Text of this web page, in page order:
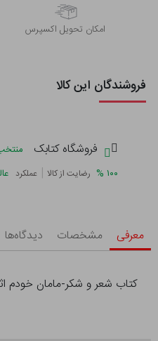
اﻣﮑﺎن ﺗﺤﻮﯾﻞ اﮐﺴﭙﺮس
فروشندگان این کالا
فروشگاه کتابک
۱۰۰ % رضایت از کالا | عملکرد
معرفی مشخصات دیدگاه‌ها
کتاب شعر و شکر-مامان خودم